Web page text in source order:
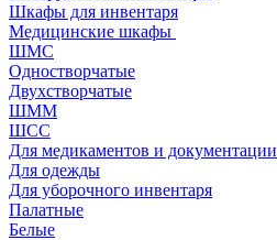
Шкафы для инвентаря
Медицинские шкафы
ШМС
Одностворчатые
Двухстворчатые
ШММ
ШСС
Для медикаментов и документации
Для одежды
Для уборочного инвентаря
Палатные
Белые